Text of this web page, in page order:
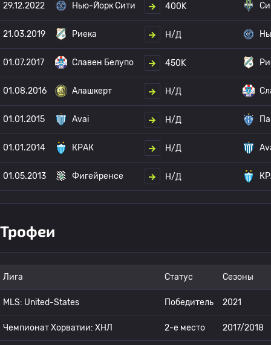
29.12.2022 Нью-Йорк Сити 400K
21.03.2019 Риека Н/Д
01.07.2017 Славен Белупо 450K
01.08.2016 Алашкерт Н/Д
01.01.2015 Avai Н/Д
01.01.2014 КРАК Н/Д
01.05.2013 Фигейренсе Н/Д
Трофеи
Лига Статус Сезоны
MLS: United-States Победитель 2021
Чемпионат Хорватии: ХНЛ 2-е место 2017/2018